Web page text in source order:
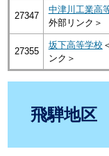
27347
中津川工業高
外部リンク＞
27355
坂下高等学校
ンク＞
飛騨地区